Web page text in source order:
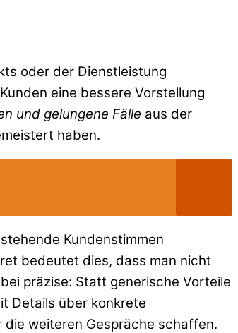
oder der Dienstleistung
eine bessere Vorstellung
und gelungene Fälle aus der
haben.
Kundenstimmen
bedeutet dies, dass man nicht
präzise: Statt generische Vorteile
Details über konkrete
weiteren Gespräche schaffen.